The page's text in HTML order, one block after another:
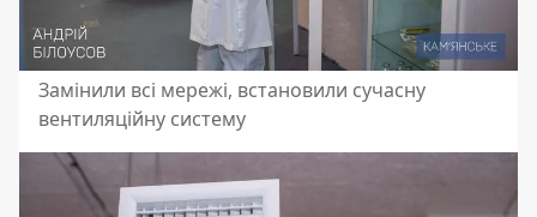
Замінили всі мережі, встановили сучасну
вентиляційну систему